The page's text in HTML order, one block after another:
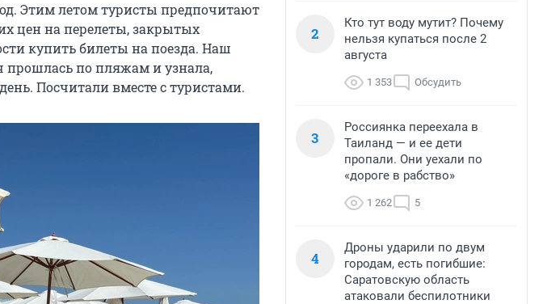
Этим летом туристы предпочитают
цен на перелеты, закрытых
купить билеты на поезда. Наш
прошлась по пляжам и узнала,
Посчитали вместе с туристами.
2
Кто тут воду мутит? Почему
нельзя купаться после 2
августа
1 353 Обсудить
3
Россиянка переехала в
Таиланд — и ее дети
пропали. Они уехали по
«дороге в рабство»
1 262 5
4
Дроны ударили по двум
городам, есть погибшие:
Саратовскую область
атаковали беспилотники